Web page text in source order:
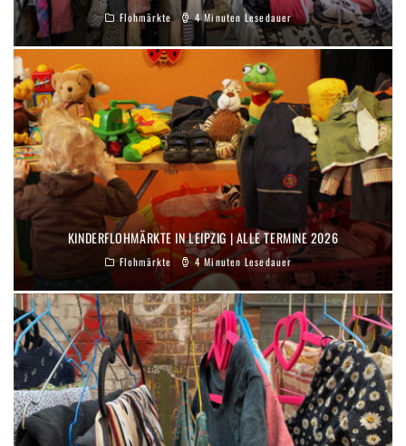
Flohmärkte 4 Minuten Lesedauer
KINDERFLOHMÄRKTE IN LEIPZIG | ALLE TERMINE 2026
Flohmärkte 4 Minuten Lesedauer